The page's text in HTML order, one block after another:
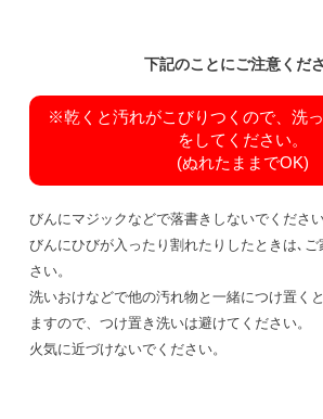
下記のことにご注意くだ
※乾くと汚れがこびりつくので、洗
をしてください。
(ぬれたままでOK)
びんにマジックなどで落書きしないでください
びんにひびが入ったり割れたりしたときは､
さい。
洗いおけなどで他の汚れ物と一緒につけ置く
ますので、つけ置き洗いは避けてください。
火気に近づけないでください。